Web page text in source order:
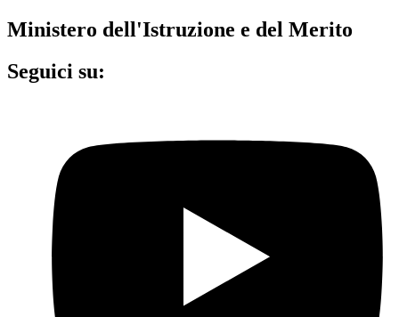
Ministero dell'Istruzione e del Merito
Seguici su: